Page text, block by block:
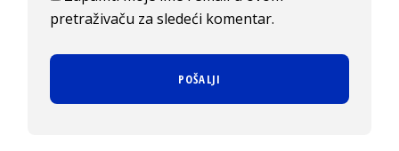
pretraživaču za sledeći komentar.